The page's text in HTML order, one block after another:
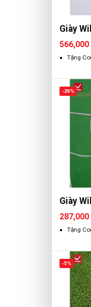
Giày
566,000
Tặng
Giày
287,000
-20%
Tặng
-5%